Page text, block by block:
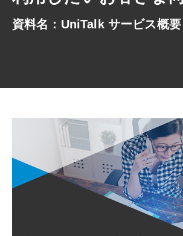
資料名：UniTalk サービス概要